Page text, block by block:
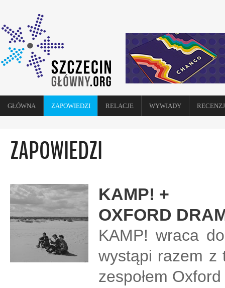
GŁÓWNA ZAPOWIEDZI RELACJE WYWIADY
ZAPOWIEDZI
KAMP! +
OXFORD
KAMP! wraca
wystąpi razem z
zespołem